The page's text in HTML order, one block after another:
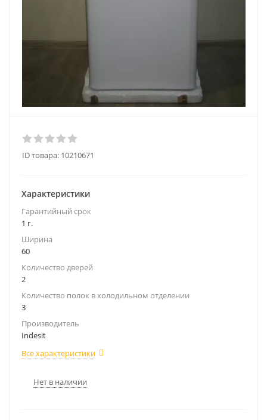
ID товара: 10210671
Характеристики
Гарантийный срок
1 г.
Ширина
60
Количество дверей
2
Количество полок в холодильном отделении
3
Производитель
Indesit
Все характеристики
Нет в наличии